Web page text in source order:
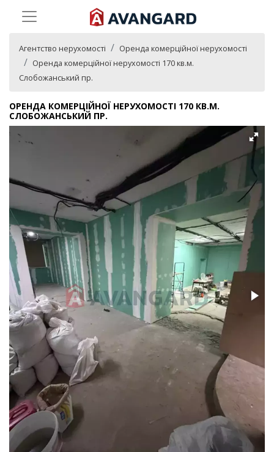
Агентство нерухомості
Оренда комерційної нерухомості
Оренда комерційної нерухомості 170 кв.м.
Слобожанський пр.
ОРЕНДА КОМЕРЦІЙНОЇ НЕРУХОМОСТІ 170 КВ.М.
СЛОБОЖАНСЬКИЙ ПР.